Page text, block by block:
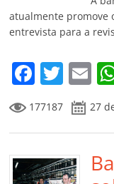
atualmente promove
entrevista para a
F
a
c
e
b
T
w
itt
er
E
m
ai
l
177187 27